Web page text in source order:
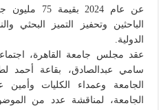
عن عام 2024
الباحثين وتحفيز التميز البحثي
الدولية.
عقد مجلس جامعة القاهرة،
سامي عبدالصادق، بقاعة أحمد
الجامعة وعمداء الكليات
الجامعة، لمناقشة عدد من